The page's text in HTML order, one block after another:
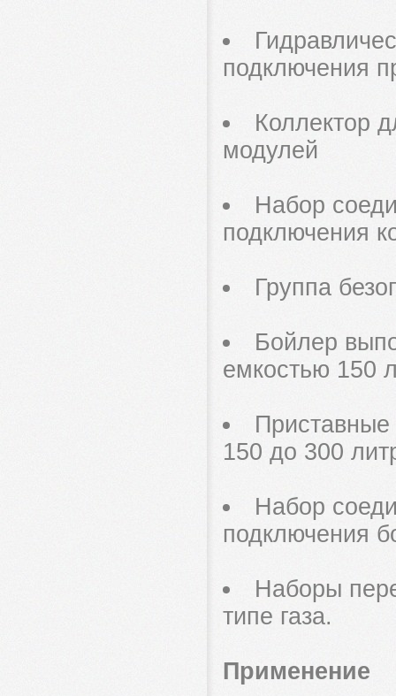
подключения
Коллектор
модулей
Набор
подключения
Группа
Бойлер
емкостью 150
150 до 300
Набор
подключения
Наборы
типе газа.
Применение